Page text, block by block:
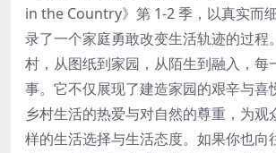
in the Country》第 1-2 季，以真实而
录了一个家庭勇敢改变生活轨迹的过程
村，从图纸到家园，从陌生到融入，每
事。它不仅展现了建造家园的艰辛与喜
乡村生活的热爱与对自然的尊重，为观
样的生活选择与生活态度。如果你也向